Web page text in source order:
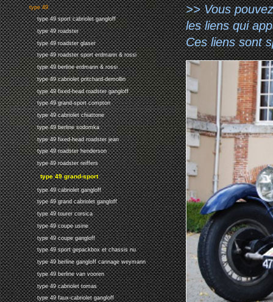
type 49
type 49 sport cabriolet gangloff
type 49 roadster
type 49 roadster glaser
type 49 roadster sport erdmann & rossi
type 49 berline erdmann & rossi
type 49 cabriolet pritchard-demollin
type 49 fixed-head roadster gangloff
type 49 grand-sport compton
type 49 cabriolet chiattone
type 49 berline sodomka
type 49 fixed-head roadster jean
type 49 roadster henderson
type 49 roadster reiffers
type 49 grand-sport
type 49 cabriolet gangloff
type 49 grand cabriolet gangloff
type 49 tourer corsica
type 49 coupe usine
type 49 coupe gangloff
type 49 sport gepackbox et chassis nu
type 49 berline gangloff cannage weymann
type 49 berline van vooren
type 49 cabriolet tomas
type 49 faux-cabriolet gangloff
>> Vous
les liens qui
Ces liens sont